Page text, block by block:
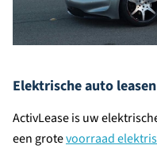
Elektrische auto
ActivLease is uw
een grotevoorraad